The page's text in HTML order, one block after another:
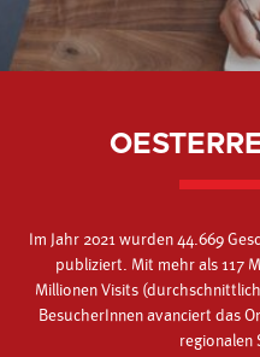
Im Jahr 2021 wurden 44.669
publiziert. Mit mehr als 117
Millionen Visits
BesucherInnen avanciert das
regionalen